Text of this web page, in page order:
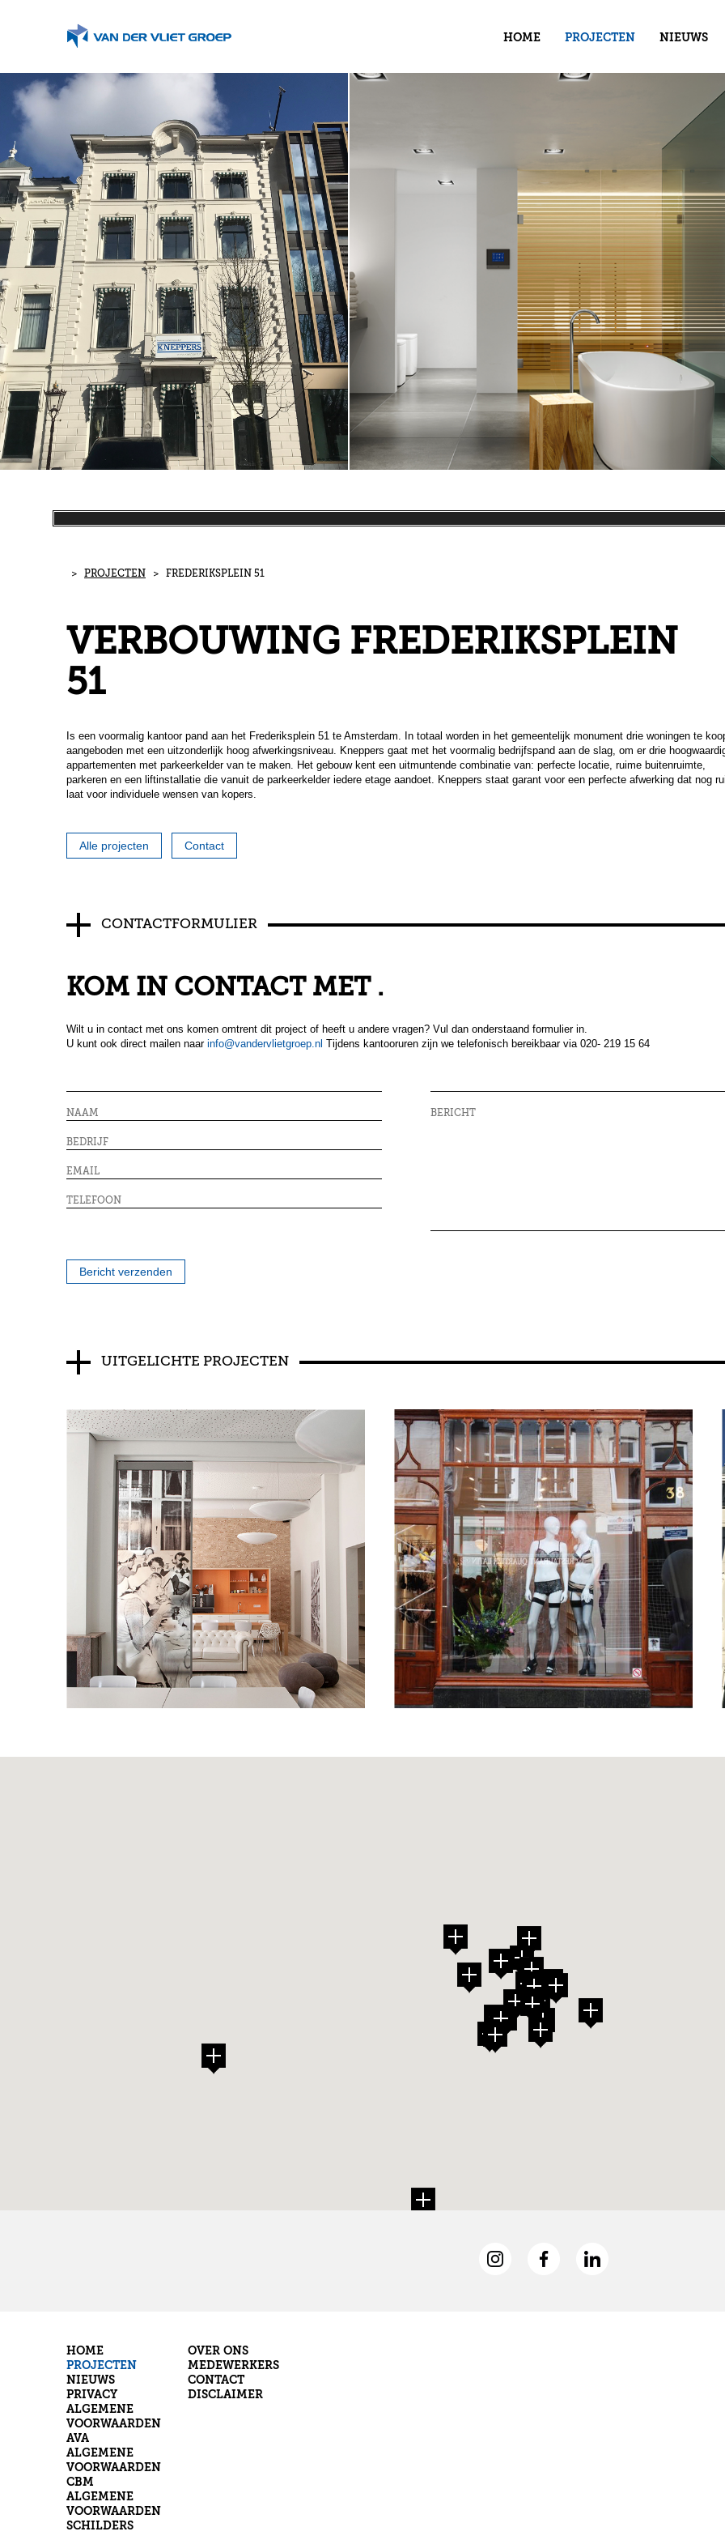
HOME PROJECTEN NIEUWS
> PROJECTEN > FREDERIKSPLEIN 51
VERBOUWING FREDERIKSPLEIN
51
Is een voormalig kantoor pand aan het Frederiksplein 51 te Amsterdam. In totaal worden in het gemeentelijk monument drie woningen te
aangeboden met een uitzonderlijk hoog afwerkingsniveau. Kneppers gaat met het voormalig bedrijfspand aan de slag, om er drie
appartementen met parkeerkelder van te maken. Het gebouw kent een uitmuntende combinatie van: perfecte locatie, ruime buitenruimte,
parkeren en een liftinstallatie die vanuit de parkeerkelder iedere etage aandoet. Kneppers staat garant voor een perfecte afwerking dat nog
laat voor individuele wensen van kopers.
Alle projecten Contact
CONTACTFORMULIER
KOM IN CONTACT MET .
Wilt u in contact met ons komen omtrent dit project of heeft u andere vragen? Vul dan onderstaand formulier in.
U kunt ook direct mailen naar info@vandervlietgroep.nl Tijdens kantooruren zijn we telefonisch bereikbaar via 020- 219 15 64
Bericht verzenden
UITGELICHTE PROJECTEN
HOME
PROJECTEN
NIEUWS
PRIVACY
ALGEMENE
VOORWAARDEN
AVA
ALGEMENE
VOORWAARDEN
CBM
ALGEMENE
VOORWAARDEN
SCHILDERS
OVER ONS
MEDEWERKERS
CONTACT
DISCLAIMER